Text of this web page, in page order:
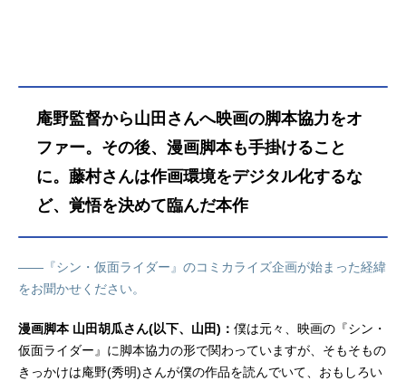
庵野監督から山田さんへ映画の脚本協力をオ
ファー。その後、漫画脚本も手掛けること
に。藤村さんは作画環境をデジタル化するな
ど、覚悟を決めて臨んだ本作
――『シン・仮面ライダー』のコミカライズ企画が始まった経緯
をお聞かせください。
漫画脚本 山田胡瓜さん(以下、山田)： 僕は元々、映画の『シン・
仮面ライダー』に脚本協力の形で関わっていますが、そもそもの
きっかけは庵野(秀明)さんが僕の作品を読んでいて、おもしろい